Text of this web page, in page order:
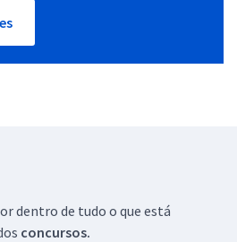
dentro de tudo o que está
concursos.